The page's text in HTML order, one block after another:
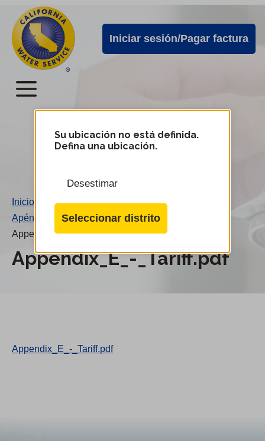
directamente
contenido
principal
Alertas
de
Cal
Water
Iniciar sesión/Pagar factura
Menú
Menú
servicio
de
Cal
Water
Su ubicación no está definida.
Defina una ubicación.
Desestimar
Seleccionar distrito
Inicio
Apéndice E - Tarifas /
Appendix_E_-_Tariff.pdf
Appendix_E_-_Tariff.pdf
Appendix_E_-_Tariff.pdf